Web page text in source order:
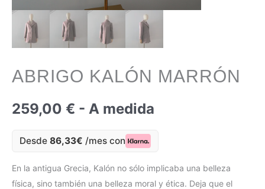
ABRIGO KALÓN MARRÓN
259,00 € - A medida
Desde 86,33€ /mes con
En la antigua Grecia, Kalón no sólo implicaba una belleza
física, sino también una belleza moral y ética. Deja que el